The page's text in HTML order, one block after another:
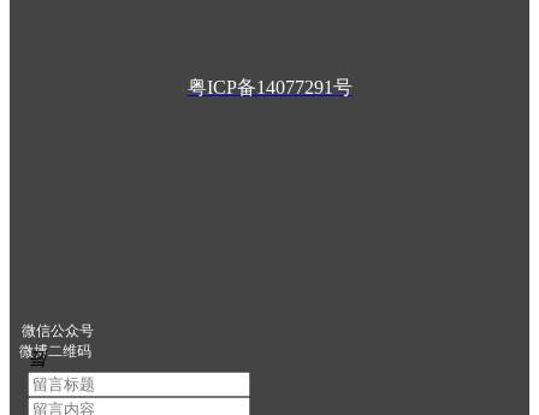
症状进行调理治疗。
剂研发与转化合作意向书签约仪式现场
根据双方签订的分销备忘录，金辰医药确定金
活医药为两款产品的唯一独家经销商，负责零售、
粤ICP备14077291号
微信公众号
微博二维码
끸